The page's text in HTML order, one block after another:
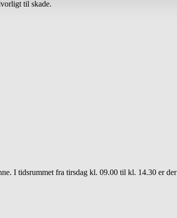
til skade.
I tidsrummet fra tirsdag kl. 09.00 til kl. 14.30 er